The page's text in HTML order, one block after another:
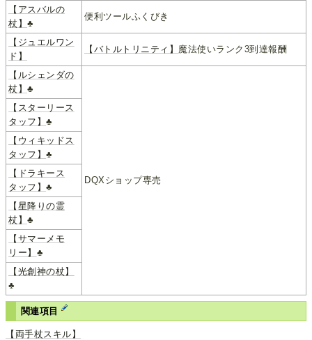
【アスバルの
杖】♣
便利ツールふくびき
【ジュエルワン
ド】
【バトルトリニティ】 魔法使いランク3到達報酬
【ルシェンダの
杖】♣
DQXショップ専売
【スターリース
タッフ】♣
【ウィキッドス
タッフ】♣
【ドラキース
タッフ】♣
【星降りの霊
杖】♣
【サマーメモ
リー】 ♣
【光創神の杖】
♣
関連項目
【両手杖スキル】